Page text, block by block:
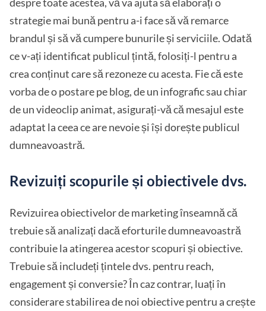
strategie mai bună pentru a-i face să vă remarce
brandul și să vă cumpere bunurile și serviciile. Odată
ce v-ați identificat publicul țintă, folosiți-l pentru a
crea conținut care să rezoneze cu acesta. Fie că este
vorba de o postare pe blog, de un infografic sau chiar
de un videoclip animat, asigurați-vă că mesajul este
adaptat la ceea ce are nevoie și își dorește publicul
dumneavoastră.
Revizuiți scopurile și obiectivele dvs.
Revizuirea obiectivelor de marketing înseamnă că
trebuie să analizați dacă eforturile dumneavoastră
contribuie la atingerea acestor scopuri și obiective.
Trebuie să includeți țintele dvs. pentru reach,
engagement și conversie? În caz contrar, luați în
considerare stabilirea de noi obiective pentru a crește